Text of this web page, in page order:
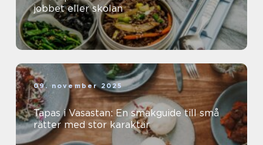
jobbet eller skolan
09. november 2025
Tapas i Vasastan: En smakguide till små
rätter med stor karaktär